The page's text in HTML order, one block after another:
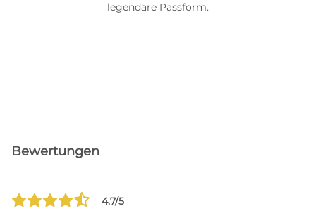
legendäre Passform.
Bewertungen
4.7/5